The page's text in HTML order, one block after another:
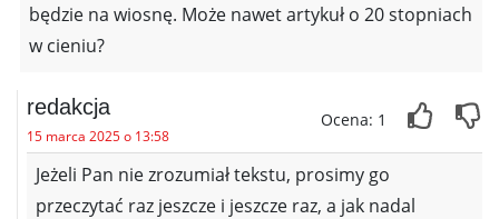
będzie na wiosnę. Może nawet artykuł o 20 stopniach
w cieniu?
redakcja
15 marca 2025 o 13:58
Ocena: 1
Jeżeli Pan nie zrozumiał tekstu, prosimy go
przeczytać raz jeszcze i jeszcze raz, a jak nadal